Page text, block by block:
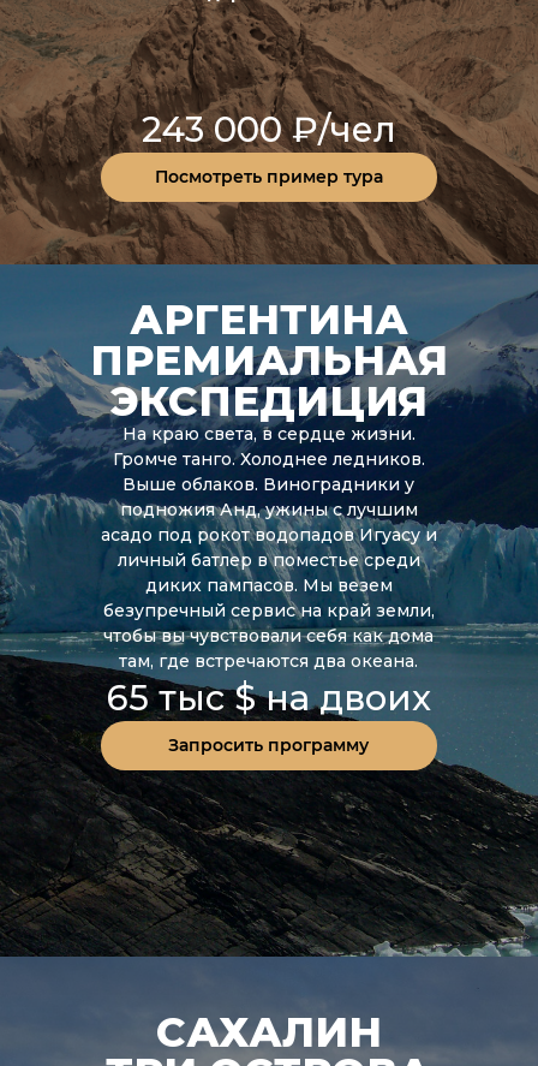
243 000 ₽/чел
Посмотреть пример тура
АРГЕНТИНА
ПРЕМИАЛЬНАЯ
ЭКСПЕДИЦИЯ
На краю света, в сердце жизни.
Громче танго. Холоднее ледников.
Выше облаков. Виноградники у
подножия Анд, ужины с лучшим
асадо под рокот водопадов Игуасу и
личный батлер в поместье среди
диких пампасов. Мы везем
безупречный сервис на край земли,
чтобы вы чувствовали себя как дома
там, где встречаются два океана.
65 тыс $ на двоих
Запросить программу
САХАЛИН